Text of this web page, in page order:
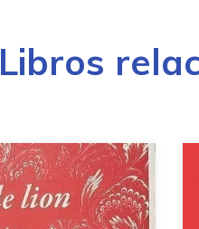
Libros